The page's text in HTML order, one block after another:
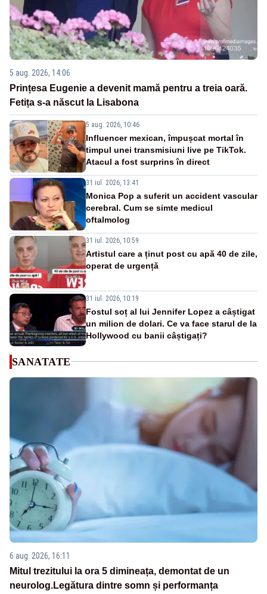
5 aug. 2026, 14:06
Prințesa Eugenie a devenit mamă pentru a treia oară.
Fetița s-a născut la Lisabona
5 aug. 2026, 10:46
Influencer mexican, împușcat mortal în
timpul unei transmisiuni live pe TikTok.
Atacul a fost surprins în direct
31 iul. 2026, 13:41
Monica Pop a suferit un accident vascular
cerebral. Cum se simte medicul
oftalmolog
31 iul. 2026, 10:59
Artistul care a ținut post cu apă 40 de zile,
operat de urgență
31 iul. 2026, 10:19
Fostul soț al lui Jennifer Lopez a câștigat
un milion de dolari. Ce va face starul de la
Hollywood cu banii câștigați?
SANATATE
6 aug. 2026, 16:11
Mitul trezitului la ora 5 dimineața, demontat de un
neurolog.Legătura dintre somn și performanța